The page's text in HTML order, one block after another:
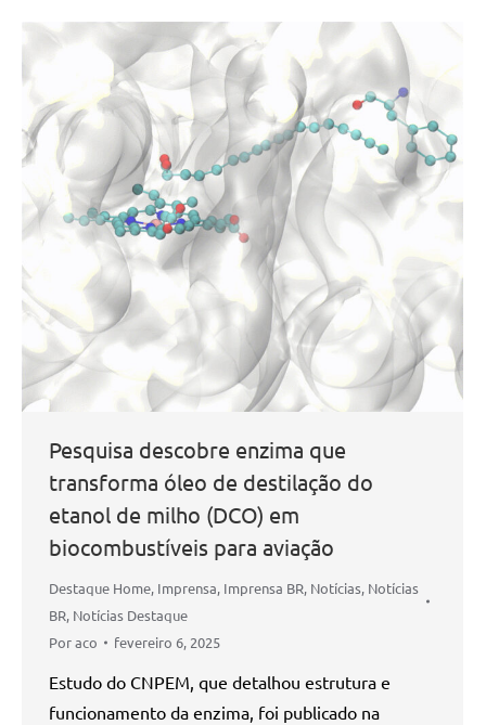
Pesquisa descobre enzima que
transforma óleo de destilação do
etanol de milho (DCO) em
biocombustíveis para aviação
Destaque Home, Imprensa, Imprensa BR, Notícias, Notícias
BR, Notícias Destaque
Poraco fevereiro 6, 2025
Estudo do CNPEM, que detalhou estrutura e
funcionamento da enzima, foi publicado na